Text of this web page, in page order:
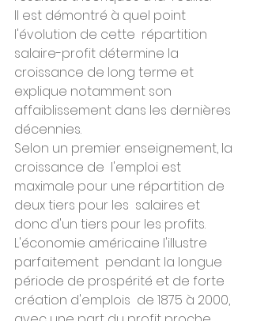
Il est démontré à quel point
l'évolution de cette  répartition
salaire-profit détermine la
croissance de long terme et
explique notamment son
affaiblissement dans les dernières
décennies.
Selon un premier enseignement, la
croissance de  l'emploi est
maximale pour une répartition de
deux tiers pour les  salaires et
donc d'un tiers pour les profits.
L'économie américaine l'illustre
parfaitement  pendant la longue
période de prospérité et de forte
création d'emplois  de 1875 à 2000,